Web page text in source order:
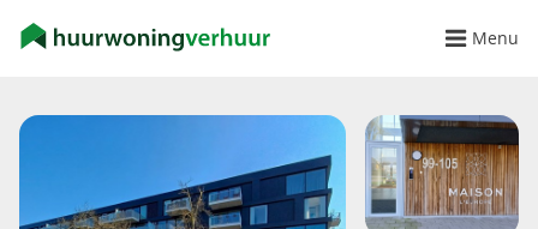
Menu